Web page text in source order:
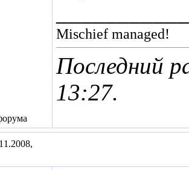
Mischief managed!
Последний
13:27.